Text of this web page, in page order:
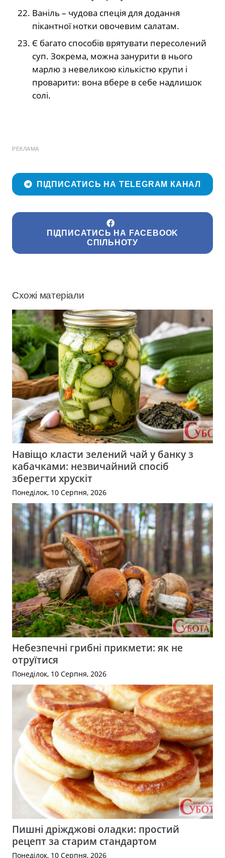
Ваніль – чудова спеція для додання
пікантної нотки овочевим салатам.
Є багато способів врятувати пересолений
суп. Зокрема, можна занурити в нього
марлю з невеликою кількістю крупи і
проварити: вона вбере в себе надлишок
солі.
РЕКЛАМА
ПІДПИСАТИСЬ НА TELEGRAM КАНАЛ
ПІДПИСАТИСЬ НА FACEBOOK
СПІЛЬНОТУ
Схожі матеріали
Навіщо класти зелений чай у банку з
кабачками: незвичайний спосіб
зберегти хрускіт
Понеділок, 10 Серпня, 2026
Небезпечні грибні прикмети: як не
отруїтися
Понеділок, 10 Серпня, 2026
Пишні дріжджові оладки: простий
рецепт за старим стандартом
Понеділок, 10 Серпня, 2026